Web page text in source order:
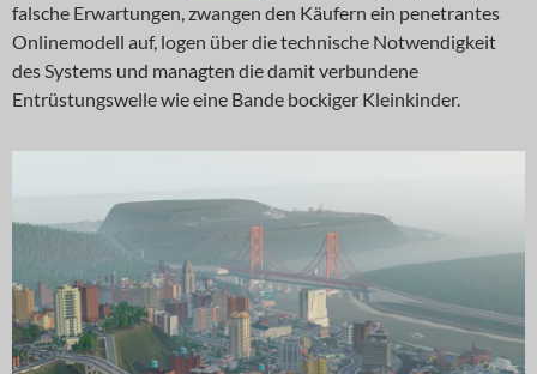
falsche Erwartungen, zwangen den Käufern ein penetrantes
Onlinemodell auf, logen über die technische Notwendigkeit
des Systems und managten die damit verbundene
Entrüstungswelle wie eine Bande bockiger Kleinkinder.